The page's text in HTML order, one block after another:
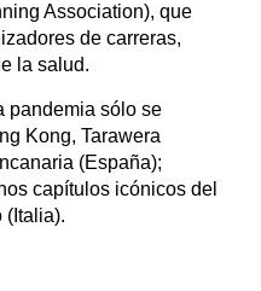
Association), que
de carreras,
la salud.
pandemia sólo se
Kong, Tarawera
(España);
capítulos icónicos del
(Italia).